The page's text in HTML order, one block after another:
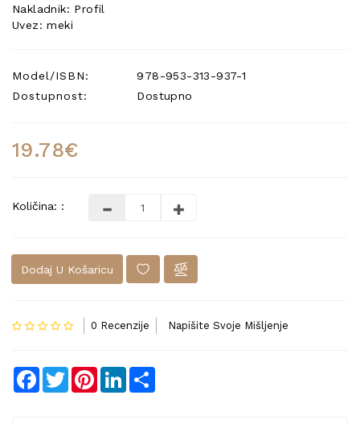
Nakladnik: Profil
Uvez: meki
Model/ISBN:
978-953-313-937-1
Dostupnost:
Dostupno
19.78€
Količina: :
Dodaj U Košaricu
0 Recenzije Napišite Svoje Mišljenje
Facebook
TwitterPinterestLinkedIn